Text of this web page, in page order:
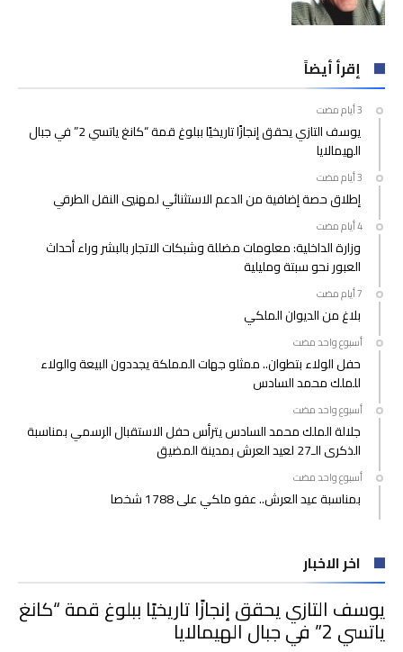
إقرأ أيضاً
يوسف التازي يحقق إنجازًا تاريخيًا ببلوغ قمة “كانغ ياتسي 2” في جبال
الهيمالايا
إطلاق حصة إضافية من الدعم الاستثنائي لمهنيي النقل الطرقي
وزارة الداخلية: معلومات مضللة وشبكات الاتجار بالبشر وراء أحداث
العبور نحو سبتة ومليلية
بلاغ من الديوان الملكي
‫‫‫‏‫أسبوع واحد مضت‬
حفل الولاء بتطوان.. ممثلو جهات المملكة يجددون البيعة والولاء
للملك محمد السادس
‫‫‫‏‫أسبوع واحد مضت‬
جلالة الملك محمد السادس يترأس حفل الاستقبال الرسمي بمناسبة
الذكرى الـ27 لعيد العرش بمدينة المضيق
‫‫‫‏‫أسبوع واحد مضت‬
بمناسبة عيد العرش.. عفو ملكي على 1788 شخصا
اخر الاخبار
يوسف التازي يحقق إنجازًا تاريخيًا ببلوغ قمة “كانغ
ياتسي 2” في جبال الهيمالايا